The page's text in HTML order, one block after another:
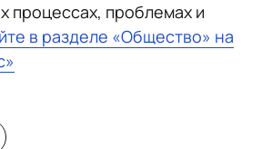
процессах, проблемах и
в разделе «Общество» на